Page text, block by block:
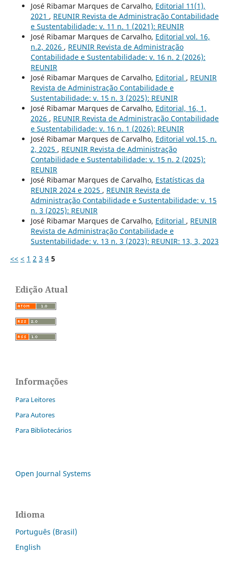
José Ribamar Marques de Carvalho, Editorial 11(1),
2021 , REUNIR Revista de Administração Contabilidade
e Sustentabilidade: v. 11 n. 1 (2021): REUNIR
José Ribamar Marques de Carvalho, Editorial vol. 16,
n.2, 2026 , REUNIR Revista de Administração
Contabilidade e Sustentabilidade: v. 16 n. 2 (2026):
REUNIR
José Ribamar Marques de Carvalho, Editorial , REUNIR
Revista de Administração Contabilidade e
Sustentabilidade: v. 15 n. 3 (2025): REUNIR
José Ribamar Marques de Carvalho, Editorial, 16, 1,
2026 , REUNIR Revista de Administração Contabilidade
e Sustentabilidade: v. 16 n. 1 (2026): REUNIR
José Ribamar Marques de Carvalho, Editorial vol.15, n.
2, 2025 , REUNIR Revista de Administração
Contabilidade e Sustentabilidade: v. 15 n. 2 (2025):
REUNIR
José Ribamar Marques de Carvalho, Estatísticas da
REUNIR 2024 e 2025 , REUNIR Revista de
Administração Contabilidade e Sustentabilidade: v. 15
n. 3 (2025): REUNIR
José Ribamar Marques de Carvalho, Editorial , REUNIR
Revista de Administração Contabilidade e
Sustentabilidade: v. 13 n. 3 (2023): REUNIR: 13, 3, 2023
<< < 1 2 3 4 5
Edição Atual
Informações
Para Leitores
Para Autores
Para Bibliotecários
Open Journal Systems
Idioma
Português (Brasil)
English